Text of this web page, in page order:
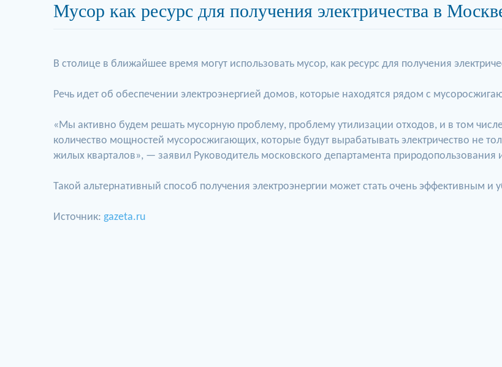
Мусор как ресурс для получения электричества в
В столице в ближайшее время могут использовать мусор, как ресурс для получения
Речь идет об обеспечении электроэнергией домов, которые находятся рядом с
«Мы активно будем решать мусорную проблему, проблему утилизации отходов, и в том
количество мощностей мусоросжигающих, которые будут вырабатывать электричество не
жилых кварталов», — заявил Руководитель московского департамента
Такой альтернативный способ получения электроэнергии может стать очень эффективным и
Источник: gazeta.ru